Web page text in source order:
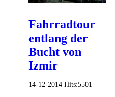
Fahrradtour
entlang der
Bucht von
Izmir
14-12-2014 Hits:5501